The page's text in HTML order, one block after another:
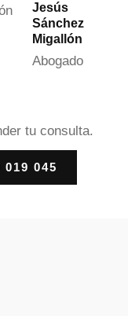
Jesús
Sánchez
Migallón
Abogado
tu consulta.
045